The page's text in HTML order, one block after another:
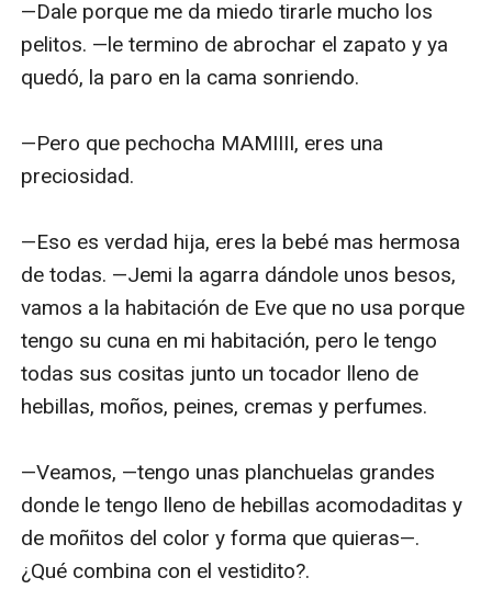
—Dale porque me da miedo tirarle mucho los
pelitos. —le termino de abrochar el zapato y ya
quedó, la paro en la cama sonriendo.
—Pero que pechocha MAMIIII, eres una
preciosidad.
—Eso es verdad hija, eres la bebé mas hermosa
de todas. —Jemi la agarra dándole unos besos,
vamos a la habitación de Eve que no usa porque
tengo su cuna en mi habitación, pero le tengo
todas sus cositas junto un tocador lleno de
hebillas, moños, peines, cremas y perfumes.
—Veamos, —tengo unas planchuelas grandes
donde le tengo lleno de hebillas acomodaditas y
de moñitos del color y forma que quieras—.
¿Qué combina con el vestidito?.